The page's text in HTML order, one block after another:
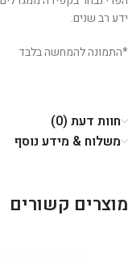
‬ידע‭ ‬רב‭ ‬שנים. ‬
*התמונה להמחשה בלבד
חוות דעת (0)
משלוח & מידע נוסף
מוצרים קשורים